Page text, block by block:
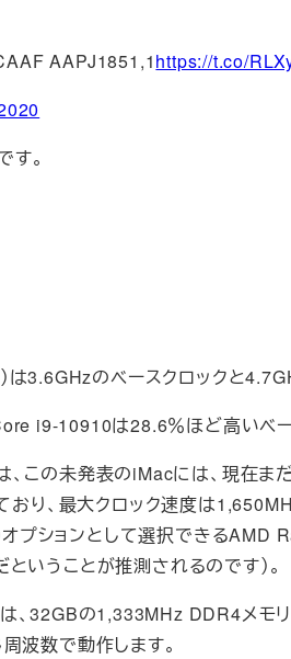
AAPJ1851,1https://t.co/
す。
は3.6GHzのベースクロックと
i9-10910は28.6％ほど高いベー
は、この未発表のiMacには、現
り、最大クロック速度は
プションとして選択できるAMD
いうことが推測されるのです）。
、32GBの1,333MHz DDR4メモ
波数で動作します。